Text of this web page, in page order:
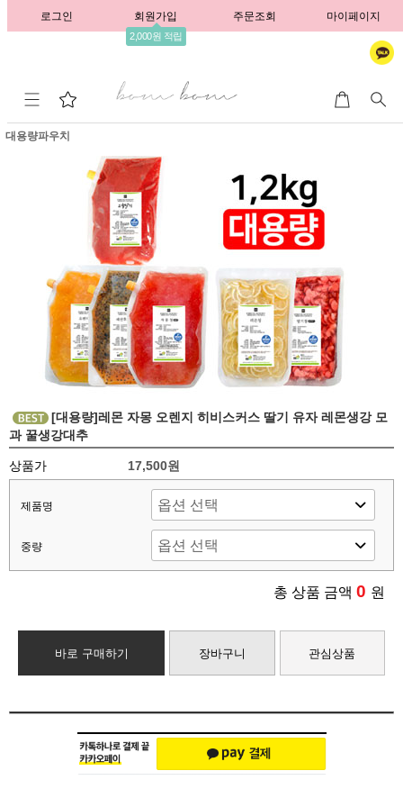
로그인 회원가입
2,000원 적립
주문조회 마이페이지
대용량파우치
[대용량]레몬 자몽 오렌지 히비스커스 딸기 유자 레몬생강 모
과 꿀생강대추
상품가 17,500원
제품명
중량
총 상품 금액 0 원
바로 구매하기 장바구니 관심상품